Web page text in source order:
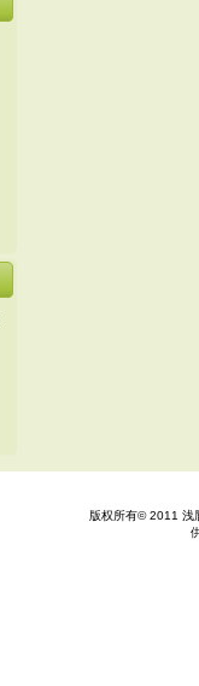
版权所有© 2011 浅